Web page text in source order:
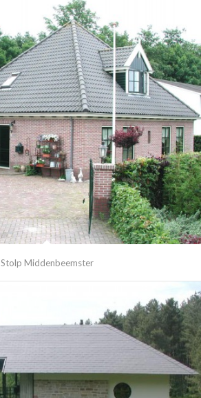
Stolp Middenbeemster